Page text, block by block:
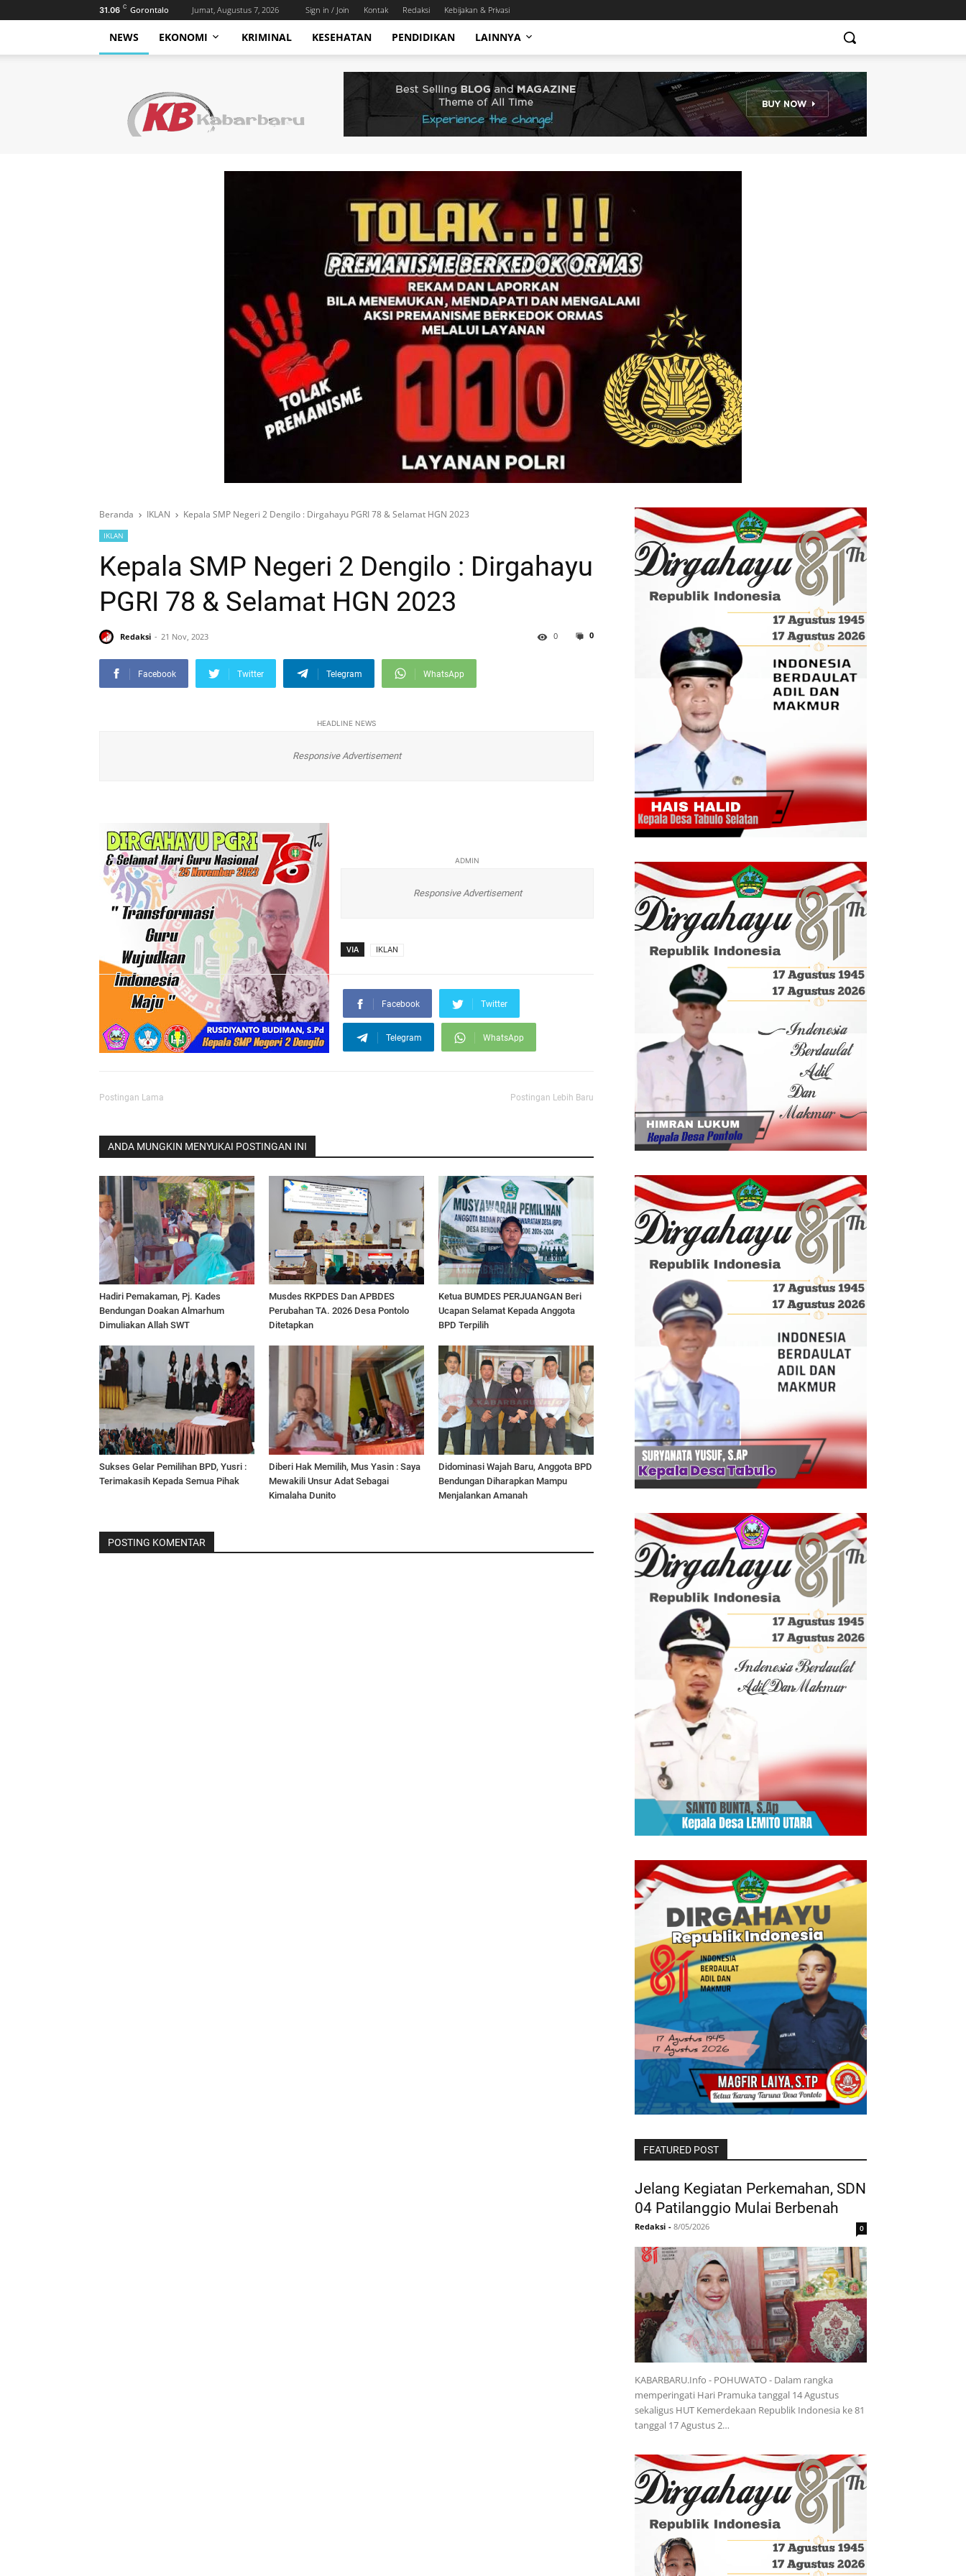
31.06 C Gorontalo Jumat, Augustus 7, 2026 Sign in / Join Kontak Redaksi Kebijakan & Privasi
NEWS EKONOMI KRIMINAL KESEHATAN PENDIDIKAN LAINNYA
Beranda IKLAN Kepala SMP Negeri 2 Dengilo : Dirgahayu PGRI 78 & Selamat HGN 2023
IKLAN
Kepala SMP Negeri 2 Dengilo : Dirgahayu
PGRI 78 & Selamat HGN 2023
Redaksi 21 Nov, 2023 0
0
Facebook Twitter Telegram WhatsApp
HEADLINE NEWS
Responsive Advertisement
ADMIN
Responsive Advertisement
VIA IKLAN
Facebook Twitter
Telegram WhatsApp
Postingan Lama Postingan Lebih Baru
ANDA MUNGKIN MENYUKAI POSTINGAN INI
Hadiri Pemakaman, Pj. Kades
Bendungan Doakan Almarhum
Dimuliakan Allah SWT
Musdes RKPDES Dan APBDES
Perubahan TA. 2026 Desa Pontolo
Ditetapkan
Ketua BUMDES PERJUANGAN Beri
Ucapan Selamat Kepada Anggota
BPD Terpilih
Sukses Gelar Pemilihan BPD, Yusri :
Terimakasih Kepada Semua Pihak
Diberi Hak Memilih, Mus Yasin : Saya
Mewakili Unsur Adat Sebagai
Kimalaha Dunito
Didominasi Wajah Baru, Anggota BPD
Bendungan Diharapkan Mampu
Menjalankan Amanah
POSTING KOMENTAR
FEATURED POST
Jelang Kegiatan Perkemahan, SDN
04 Patilanggio Mulai Berbenah
Redaksi - 8/05/2026 0
KABARBARU.Info - POHUWATO - Dalam rangka
memperingati Hari Pramuka tanggal 14 Agustus
sekaligus HUT Kemerdekaan Republik Indonesia ke 81
tanggal 17 Agustus 2…